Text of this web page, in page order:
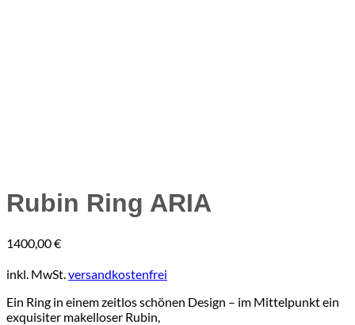
Rubin Ring ARIA
1400,00€
inkl. MwSt.versandkostenfrei
Ein Ring in einem zeitlos schönen Design – im Mittelpunkt ein
exquisiter makelloser Rubin,